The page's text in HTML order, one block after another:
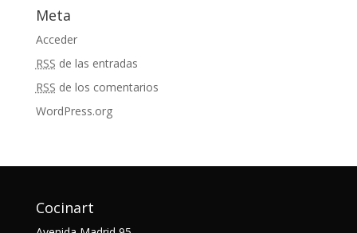
Meta
Acceder
RSS de las entradas
RSS de los comentarios
WordPress.org
Cocinart